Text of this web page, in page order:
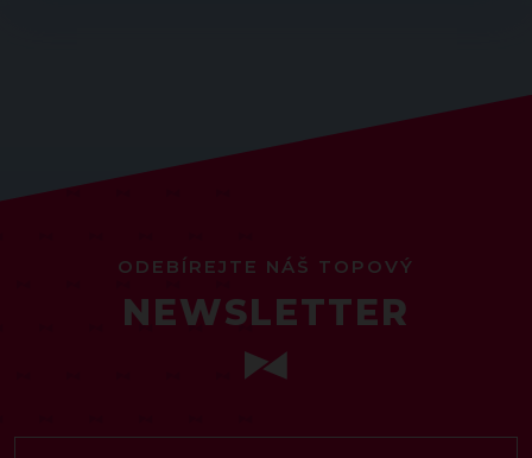
ODEBÍREJTE NÁŠ TOPOVÝ
NEWSLETTER